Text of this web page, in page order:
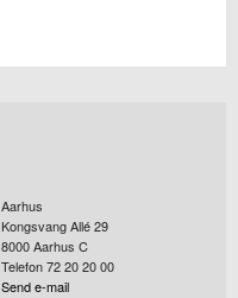
Aarhus
Kongsvang Allé 29
8000Aarhus C
Telefon 72 20 20 00
Send e-mail